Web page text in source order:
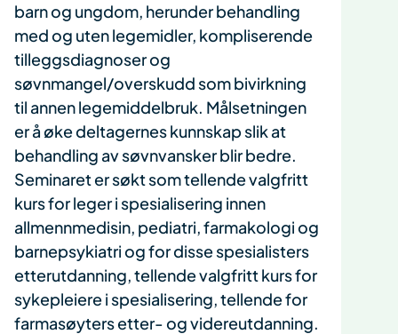
barn og ungdom, herunder behandling
med og uten legemidler, kompliserende
tilleggsdiagnoser og
søvnmangel/overskudd som bivirkning
til annen legemiddelbruk. Målsetningen
er å øke deltagernes kunnskap slik at
behandling av søvnvansker blir bedre.
Seminaret er søkt som tellende valgfritt
kurs for leger i spesialisering innen
allmennmedisin, pediatri, farmakologi og
barnepsykiatri og for disse spesialisters
etterutdanning, tellende valgfritt kurs for
sykepleiere i spesialisering, tellende for
farmasøyters etter- og videreutdanning.